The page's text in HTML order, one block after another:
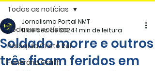
Todas as notícias
Paróquia Cristo Rei
Funerária Gräff
Todas as notícias
Soldado morre e outros
três ficam feridos em
Jornalismo Portal NMT
11 de dez. de 20241 min de leitura